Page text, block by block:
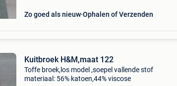
Zo goed als nieuw Ophalen of Verzenden
Kuitbroek H&M,maat 122
Toffe broek,los model ,soepel vallende stof
materiaal: 56% katoen,44% viscose